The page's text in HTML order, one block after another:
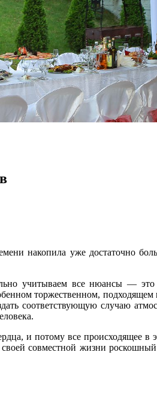
накопила уже достаточно
учитываем все нюансы —
торжественном, подходящем
соответствующую случаю
и потому все происходящее в
совместной жизни